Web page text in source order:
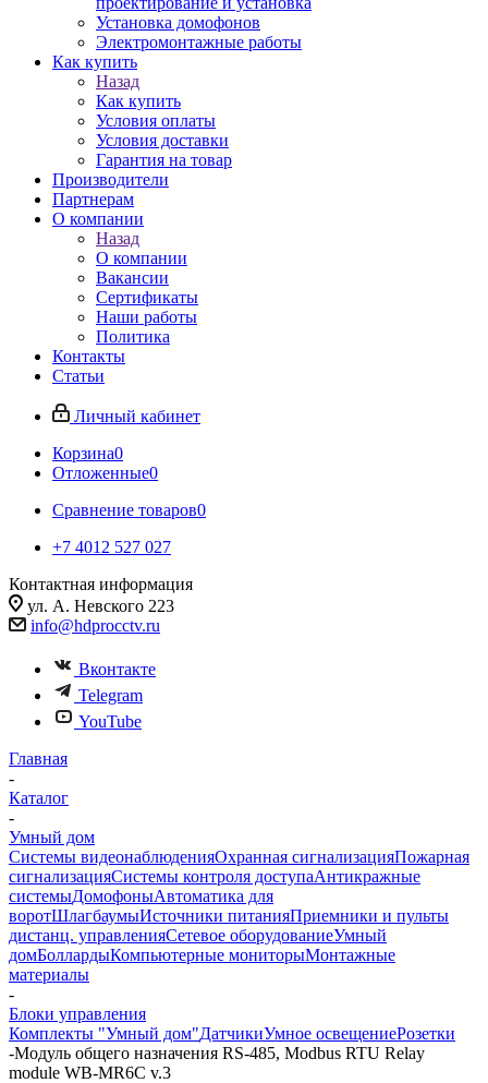
Установка домофонов
Электромонтажные работы
Как купить
Назад
Как купить
Условия оплаты
Условия доставки
Гарантия на товар
Производители
Партнерам
О компании
Назад
О компании
Вакансии
Сертификаты
Наши работы
Политика
Контакты
Статьи
Личный кабинет
Корзина0
Отложенные0
Сравнение товаров0
+7 4012 527 027
Контактная информация
ул. А. Невского 223
info@hdprocctv.ru
Вконтакте
Telegram
YouTube
Главная
-
Каталог
-
Умный дом
Системы видеонаблюденияОхранная сигнализацияПожарная
сигнализацияСистемы контроля доступаАнтикражные
системыДомофоныАвтоматика для
воротШлагбаумыИсточники питанияПриемники и пульты
дистанц. управленияСетевое оборудованиеУмный
домБоллардыКомпьютерные мониторыМонтажные
материалы
-
Блоки управления
Комплекты "Умный дом"ДатчикиУмное освещениеРозетки
-Модуль общего назначения RS-485, Modbus RTU Relay
module WB-MR6C v.3